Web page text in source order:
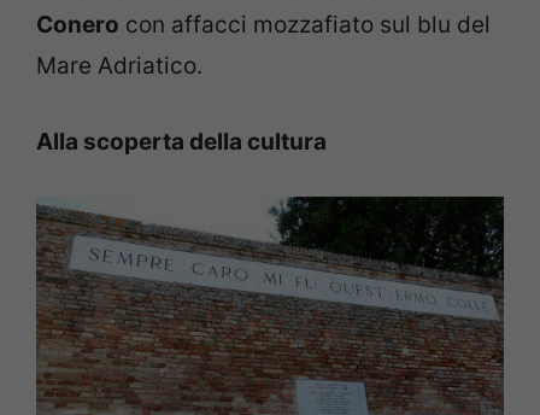
Conero con affacci mozzafiato sul blu del
Mare Adriatico.
Alla scoperta della cultura